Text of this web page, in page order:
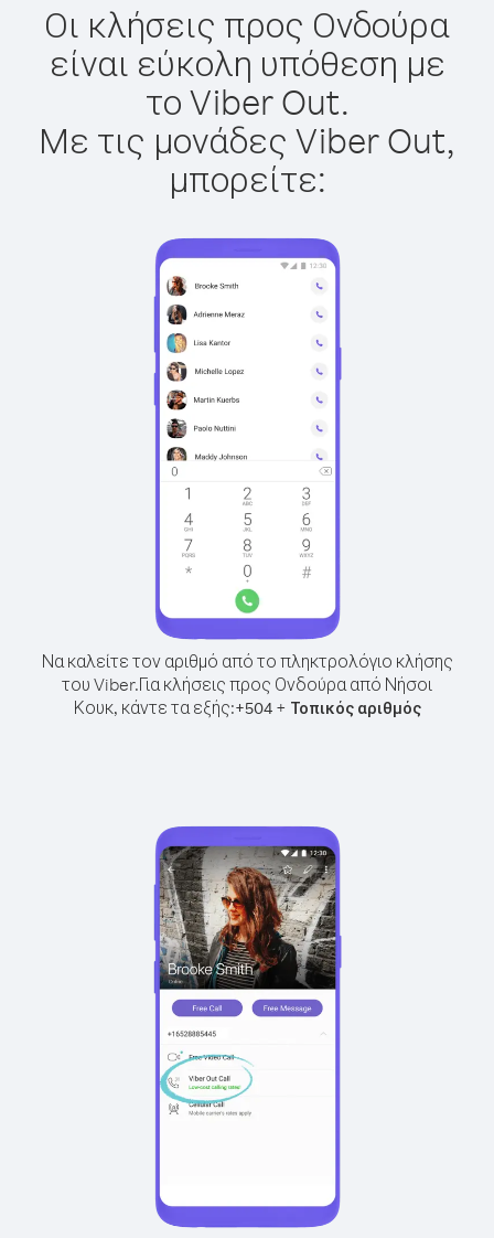
Οι κλήσεις προς Ονδούρα
είναι εύκολη υπόθεση με
το Viber Out.
Με τις μονάδες Viber Out,
μπορείτε:
Να καλείτε τον αριθμό από το πληκτρολόγιο κλήσης
του Viber.Για κλήσεις προς Ονδούρα από Νήσοι
Κουκ, κάντε τα εξής:+504+ Τοπικός αριθμός